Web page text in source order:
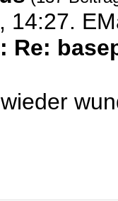
14:27.
Re: